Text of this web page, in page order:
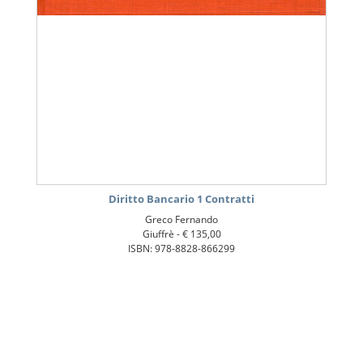
Diritto Bancario 1 Contratti
Greco Fernando
Giuffrè -€ 135,00
ISBN: 978-8828-866299